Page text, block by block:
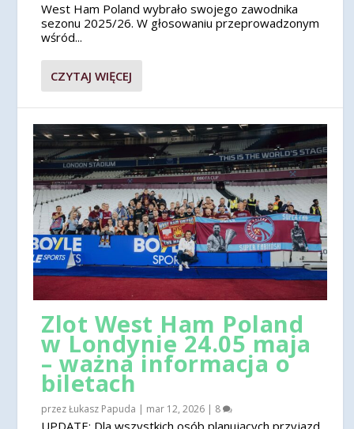
West Ham Poland wybrało swojego zawodnika
sezonu 2025/26. W głosowaniu przeprowadzonym
wśród...
CZYTAJ WIĘCEJ
Zlot West Ham Poland
w Londynie 24.05 maja
– ważna informacja o
biletach
przezŁukasz Papuda | mar 12, 2026 | 8
UPDATE: Dla wszystkich osób planujących przyjazd